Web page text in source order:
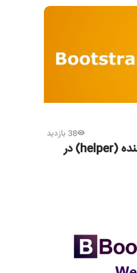
38 بازدید
کلاس های کمک کننده (helper) در